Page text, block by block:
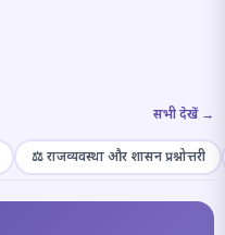
सभी देखें →
⚖️ राजव्यवस्था और शासन प्रश्नोत्तरी